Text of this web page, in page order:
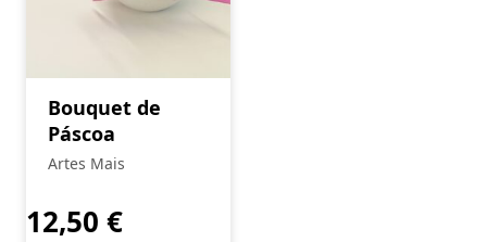
Bouquet de
Páscoa
Artes Mais
12,50 €